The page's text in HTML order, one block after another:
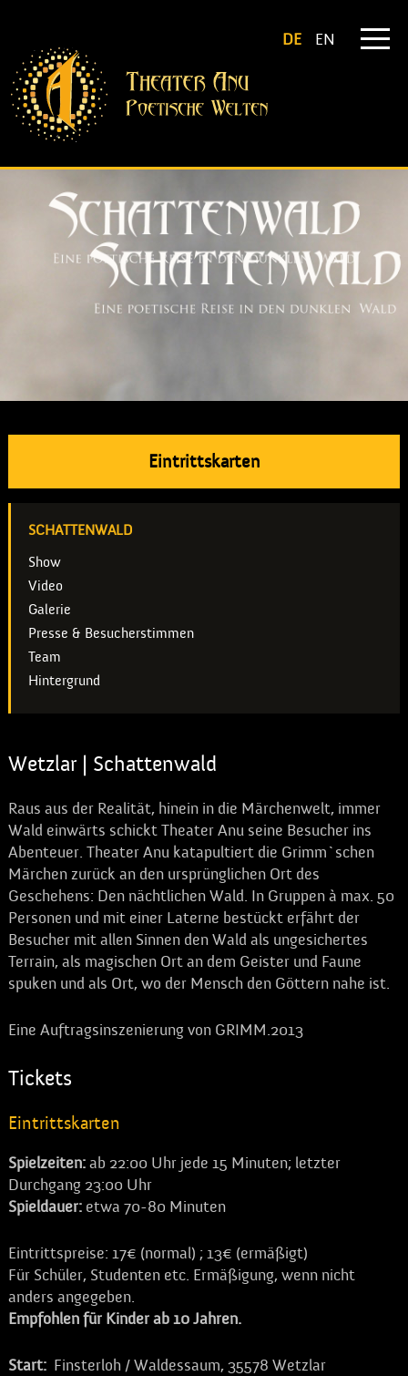
DE EN
Eintrittskarten
SCHATTENWALD
Show
Video
Galerie
Presse & Besucherstimmen
Team
Hintergrund
Wetzlar | Schattenwald
Raus aus der Realität, hinein in die Märchenwelt, immer
Wald einwärts schickt Theater Anu seine Besucher ins
Abenteuer. Theater Anu katapultiert die Grimm`schen
Märchen zurück an den ursprünglichen Ort des
Geschehens: Den nächtlichen Wald. In Gruppen à max. 50
Personen und mit einer Laterne bestückt erfährt der
Besucher mit allen Sinnen den Wald als ungesichertes
Terrain, als magischen Ort an dem Geister und Faune
spuken und als Ort, wo der Mensch den Göttern nahe ist.
Eine Auftragsinszenierung von GRIMM.2013
Tickets
Eintrittskarten
Spielzeiten:ab 22:00 Uhr jede 15 Minuten; letzter
Durchgang 23:00 Uhr
Spieldauer:etwa 70-80 Minuten
Eintrittspreise: 17€ (normal) ; 13€ (ermäßigt)
Für Schüler, Studenten etc. Ermäßigung, wenn nicht
anders angegeben.
Empfohlen für Kinder ab 10 Jahren.
Start: Finsterloh /Waldessaum, 35578 Wetzlar